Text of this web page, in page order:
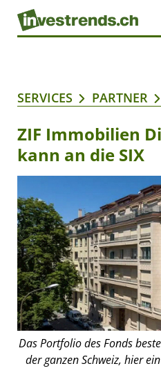
SERVICES PARTNER
ZIF Immobilien
kann an die SIX
Das Portfolio des Fonds
der ganzen Schweiz, hier